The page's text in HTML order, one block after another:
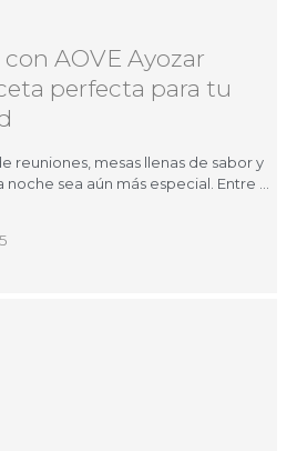
AOVE Ayozar
perfecta para tu
reuniones, mesas llenas de sabor y
sea aún más especial. Entre …